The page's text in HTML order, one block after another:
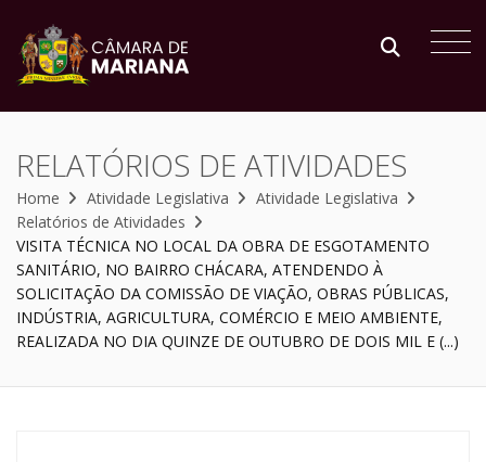
RELATÓRIOS DE ATIVIDADES
Home Atividade Legislativa
Atividade Legislativa
Relatórios de Atividades
VISITA TÉCNICA NO LOCAL DA OBRA DE ESGOTAMENTO
SANITÁRIO, NO BAIRRO CHÁCARA, ATENDENDO À
SOLICITAÇÃO DA COMISSÃO DE VIAÇÃO, OBRAS PÚBLICAS,
INDÚSTRIA, AGRICULTURA, COMÉRCIO E MEIO AMBIENTE,
REALIZADA NO DIA QUINZE DE OUTUBRO DE DOIS MIL E (...)